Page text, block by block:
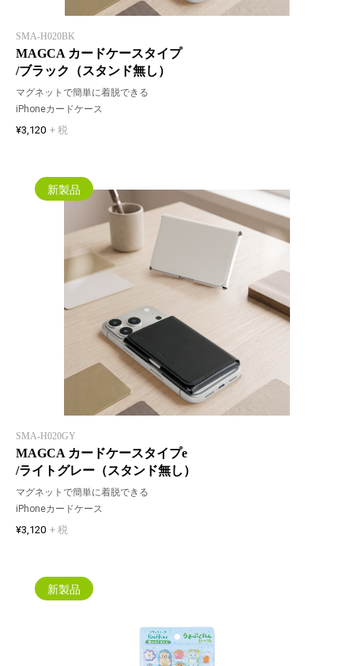
SMA-H020BK
MAGCA カードケースタイプ
/ブラック（スタンド無し）
マグネットで簡単に着脱できる
iPhoneカードケース
¥3,120 + 税
新製品
SMA-H020GY
MAGCA カードケースタイプe
/ライトグレー（スタンド無し）
マグネットで簡単に着脱できる
iPhoneカードケース
¥3,120 + 税
新製品